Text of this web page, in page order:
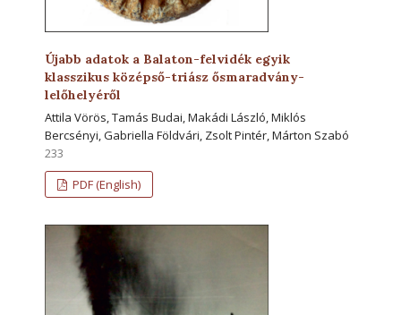
Újabb adatok a Balaton-felvidék egyik
klasszikus középső-triász ősmaradvány-
lelőhelyéről
Attila Vörös, Tamás Budai, Makádi László, Miklós
Bercsényi, Gabriella Földvári, Zsolt Pintér, Márton Szabó
233
PDF (English)